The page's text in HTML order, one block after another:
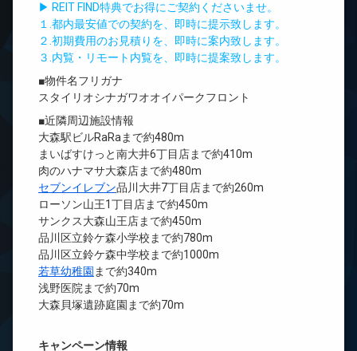
▶ REIT FIND特典でお得にご契約くださいませ。
１.都内最安値での契約を、即時に提示致します。
２.初期費用のお見積りを、即時に案内致します。
３.内覧・リモート内覧を、即時に提案致します。
■物件名フリガナ
スタイリオシナガワオオイパークフロント
■近隣周辺施設情報
大森駅ビルRaRaまで約480m
まいばすけっと南大井6丁目店まで約410m
肉のハナマサ大森店まで約480m
セブンイレブン品川大井7丁目店まで約260m
ローソン山王1丁目店まで約450m
サンクス大森山王店まで約450m
品川区立鈴ケ森小学校まで約780m
品川区立鈴ケ森中学校まで約1000m
若草幼稚園 まで約340m
浅野医院まで約70m
大森貝塚遺跡庭園まで約70m
キャンペーン情報